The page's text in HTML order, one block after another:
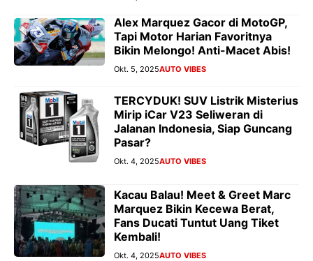
Alex Marquez Gacor di MotoGP,
Tapi Motor Harian Favoritnya
Bikin Melongo! Anti-Macet Abis!
Okt. 5, 2025AUTO VIBES
TERCYDUK! SUV Listrik Misterius
Mirip iCar V23 Seliweran di
Jalanan Indonesia, Siap Guncang
Pasar?
Okt. 4, 2025AUTO VIBES
Kacau Balau! Meet & Greet Marc
Marquez Bikin Kecewa Berat,
Fans Ducati Tuntut Uang Tiket
Kembali!
Okt. 4, 2025AUTO VIBES